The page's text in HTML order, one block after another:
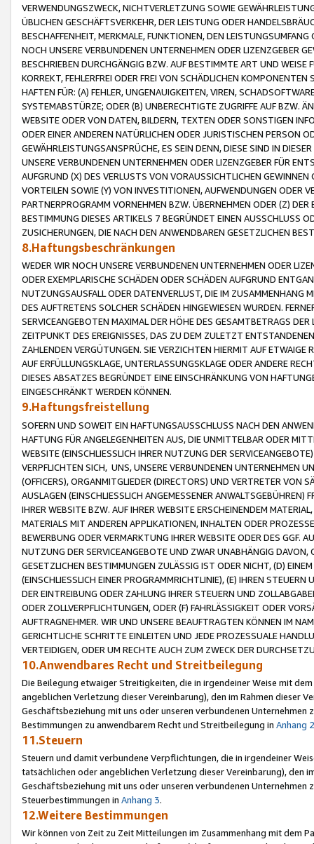
VERWENDUNGSZWECK, NICHTVERLETZUNG SOWIE
ÜBLICHEN GESCHÄFTSVERKEHR, DER LEISTUNG ODER
BESCHAFFENHEIT, MERKMALE, FUNKTIONEN, DEN
NOCH UNSERE VERBUNDENEN UNTERNEHMEN ODER LIZENZGEBER
BESCHRIEBEN DURCHGÄNGIG BZW. AUF BESTIMMTE ART UND
KORREKT, FEHLERFREI ODER FREI VON SCHÄDLICHEN
HAFTEN FÜR: (A) FEHLER, UNGENAUIGKEITEN, VIREN,
SYSTEMABSTÜRZE; ODER (B) UNBERECHTIGTE ZUGRIFFE AUF BZW.
WEBSITE ODER VON DATEN, BILDERN, TEXTEN ODER SONSTIGEN
ODER EINER ANDEREN NATÜRLICHEN ODER JURISTISCHEN PERSON
GEWÄHRLEISTUNGSANSPRÜCHE, ES SEIN DENN, DIESE SIND IN
UNSERE VERBUNDENEN UNTERNEHMEN ODER LIZENZGEBER FÜR
AUFGRUND (X) DES VERLUSTS VON VORAUSSICHTLICHEN
VORTEILEN SOWIE (Y) VON INVESTITIONEN, AUFWENDUNGEN ODER
PARTNERPROGRAMM VORNEHMEN BZW. ÜBERNEHMEN ODER (Z)
BESTIMMUNG DIESES ARTIKELS 7 BEGRÜNDET EINEN AUSSCHLUSS
ZUSICHERUNGEN, DIE NACH DEN ANWENDBAREN GESETZLICHEN
8.Haftungsbeschränkungen
WEDER WIR NOCH UNSERE VERBUNDENEN UNTERNEHMEN ODER
ODER EXEMPLARISCHE SCHÄDEN ODER SCHÄDEN AUFGRUND
NUTZUNGSAUSFALL ODER DATENVERLUST, DIE IM ZUSAMMENHANG
DES AUFTRETENS SOLCHER SCHÄDEN HINGEWIESEN WURDEN.
SERVICEANGEBOTEN MAXIMAL DER HÖHE DES GESAMTBETRAGS
ZEITPUNKT DES EREIGNISSES, DAS ZU DEM ZULETZT
ZAHLENDEN VERGÜTUNGEN. SIE VERZICHTEN HIERMIT AUF
AUF ERFÜLLUNGSKLAGE, UNTERLASSUNGSKLAGE ODER ANDERE
DIESES ABSATZES BEGRÜNDET EINE EINSCHRÄNKUNG VON
EINGESCHRÄNKT WERDEN KÖNNEN.
9.Haftungsfreistellung
SOFERN UND SOWEIT EIN HAFTUNGSAUSSCHLUSS NACH DEN
HAFTUNG FÜR ANGELEGENHEITEN AUS, DIE UNMITTELBAR ODER
WEBSITE (EINSCHLIESSLICH IHRER NUTZUNG DER
VERPFLICHTEN SICH, UNS, UNSERE VERBUNDENEN UNTERNEHMEN
(OFFICERS), ORGANMITGLIEDER (DIRECTORS) UND VERTRETER VON
AUSLAGEN (EINSCHLIESSLICH ANGEMESSENER
IHRER WEBSITE BZW. AUF IHRER WEBSITE ERSCHEINENDEM
MATERIALS MIT ANDEREN APPLIKATIONEN, INHALTEN ODER
BEWERBUNG ODER VERMARKTUNG IHRER WEBSITE ODER DES GGF.
NUTZUNG DER SERVICEANGEBOTE UND ZWAR UNABHÄNGIG
GESETZLICHEN BESTIMMUNGEN ZULÄSSIG IST ODER NICHT, (D)
(EINSCHLIESSLICH EINER PROGRAMMRICHTLINIE), (E) IHREN
DER EINTREIBUNG ODER ZAHLUNG IHRER STEUERN UND
ODER ZOLLVERPFLICHTUNGEN, ODER (F) FAHRLÄSSIGKEIT ODER
AUFTRAGNEHMER. WIR UND UNSERE BEAUFTRAGTEN KÖNNEN IM
GERICHTLICHE SCHRITTE EINLEITEN UND JEDE PROZESSUALE
VERTEIDIGEN, ODER UM RECHTE AUCH ZUM ZWECK DER
10.Anwendbares Recht und Streitbeilegung
Die Beilegung etwaiger Streitigkeiten, die in irgendeiner Weise mit
angeblichen Verletzung dieser Vereinbarung), den im Rahmen dieser
Geschäftsbeziehung mit uns oder unseren verbundenen
Bestimmungen zu anwendbarem Recht und Streitbeilegung in Anhang 2
11.Steuern
Steuern und damit verbundene Verpflichtungen, die in irgendeiner
tatsächlichen oder angeblichen Verletzung dieser Vereinbarung), den
Geschäftsbeziehung mit uns oder unseren verbundenen
Steuerbestimmungen in Anhang 3.
12.Weitere Bestimmungen
Wir können von Zeit zu Zeit Mitteilungen im Zusammenhang mit dem